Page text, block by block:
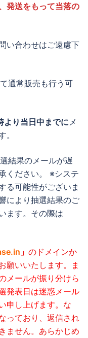
発送をもって当落の
い合わせはご遠慮下
通常販売も行う可
り当日中までに メ
。
結果のメールが遅
ください。 ※システ
る可能性がございま
により抽選結果のご
ます。その際は
」 のドメインか
願いいたします。
ま
メールが振り分けら
発表日は迷惑メール
申し上げます。 な
っており、返信され
ません。あらかじめ